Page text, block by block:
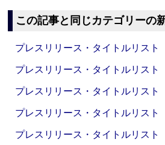
この記事と同じカテゴリーの
プレスリリース・タイトルリス
プレスリリース・タイトルリス
プレスリリース・タイトルリス
プレスリリース・タイトルリス
プレスリリース・タイトルリス